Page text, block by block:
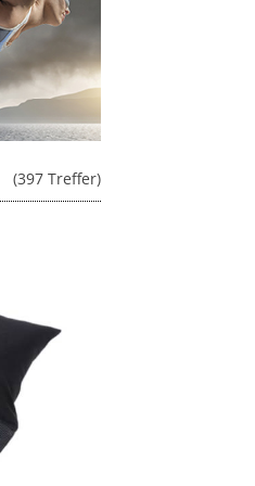
(397 Treffer)